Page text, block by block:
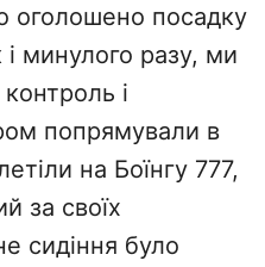
оголошено посадку
минулого разу, ми
і
попрямували в
на Боїнгу 777,
за своїх
сидіння було